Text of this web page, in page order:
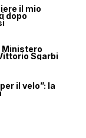
il mio
dopo
Ministero
Sgarbi
il velo”: la